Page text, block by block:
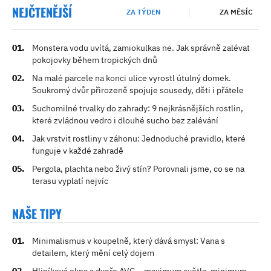
NEJČTENĚJŠÍ ZA TÝDEN ZA MĚSÍC
Monstera vodu uvítá, zamiokulkas ne. Jak správně zalévat
pokojovky během tropických dnů
Na malé parcele na konci ulice vyrostl útulný domek.
Soukromý dvůr přirozeně spojuje sousedy, děti i přátele
Suchomilné trvalky do zahrady: 9 nejkrásnějších rostlin,
které zvládnou vedro i dlouhé sucho bez zalévání
Jak vrstvit rostliny v záhonu: Jednoduché pravidlo, které
funguje v každé zahradě
Pergola, plachta nebo živý stín? Porovnali jsme, co se na
terasu vyplatí nejvíc
NAŠE TIPY
Minimalismus v koupelně, který dává smysl: Vana s
detailem, který mění celý dojem